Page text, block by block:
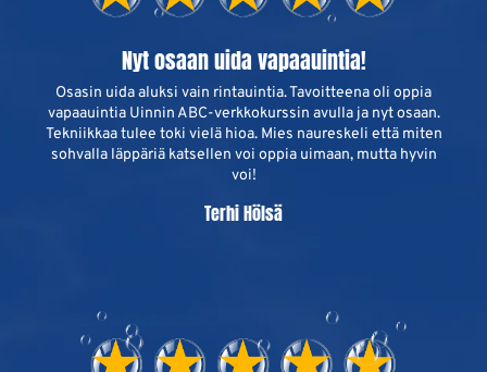
Nyt osaan uida vapaauintia!
Osasin uida aluksi vain rintauintia. Tavoitteena oli oppia
vapaauintia Uinnin ABC-verkkokurssin avulla ja nyt osaan.
Tekniikkaa tulee toki vielä hioa. Mies naureskeli että miten
sohvalla läppäriä katsellen voi oppia uimaan, mutta hyvin
voi!
Terhi Hölsä